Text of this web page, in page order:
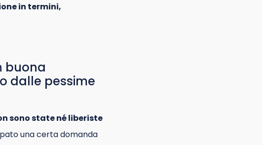
in termini,
buona
dalle pessime
sono state né liberiste
una certa domanda